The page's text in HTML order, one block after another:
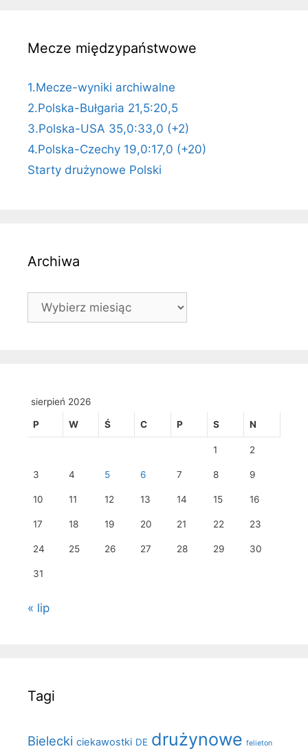
Mecze międzypaństwowe
1.Mecze-wyniki archiwalne
2.Polska-Bułgaria 21,5:20,5
3.Polska-USA 35,0:33,0 (+2)
4.Polska-Czechy 19,0:17,0 (+20)
Starty drużynowe Polski
Archiwa
Archiwa
sierpień 2026
P W Ś C P S N
1 2
3 4 5 6 7 8 9
10 11 12 13 14 15 16
17 18 19 20 21 22 23
24 25 26 27 28 29 30
31
« lip
Tagi
Bielecki ciekawostki DE drużynowe felieton